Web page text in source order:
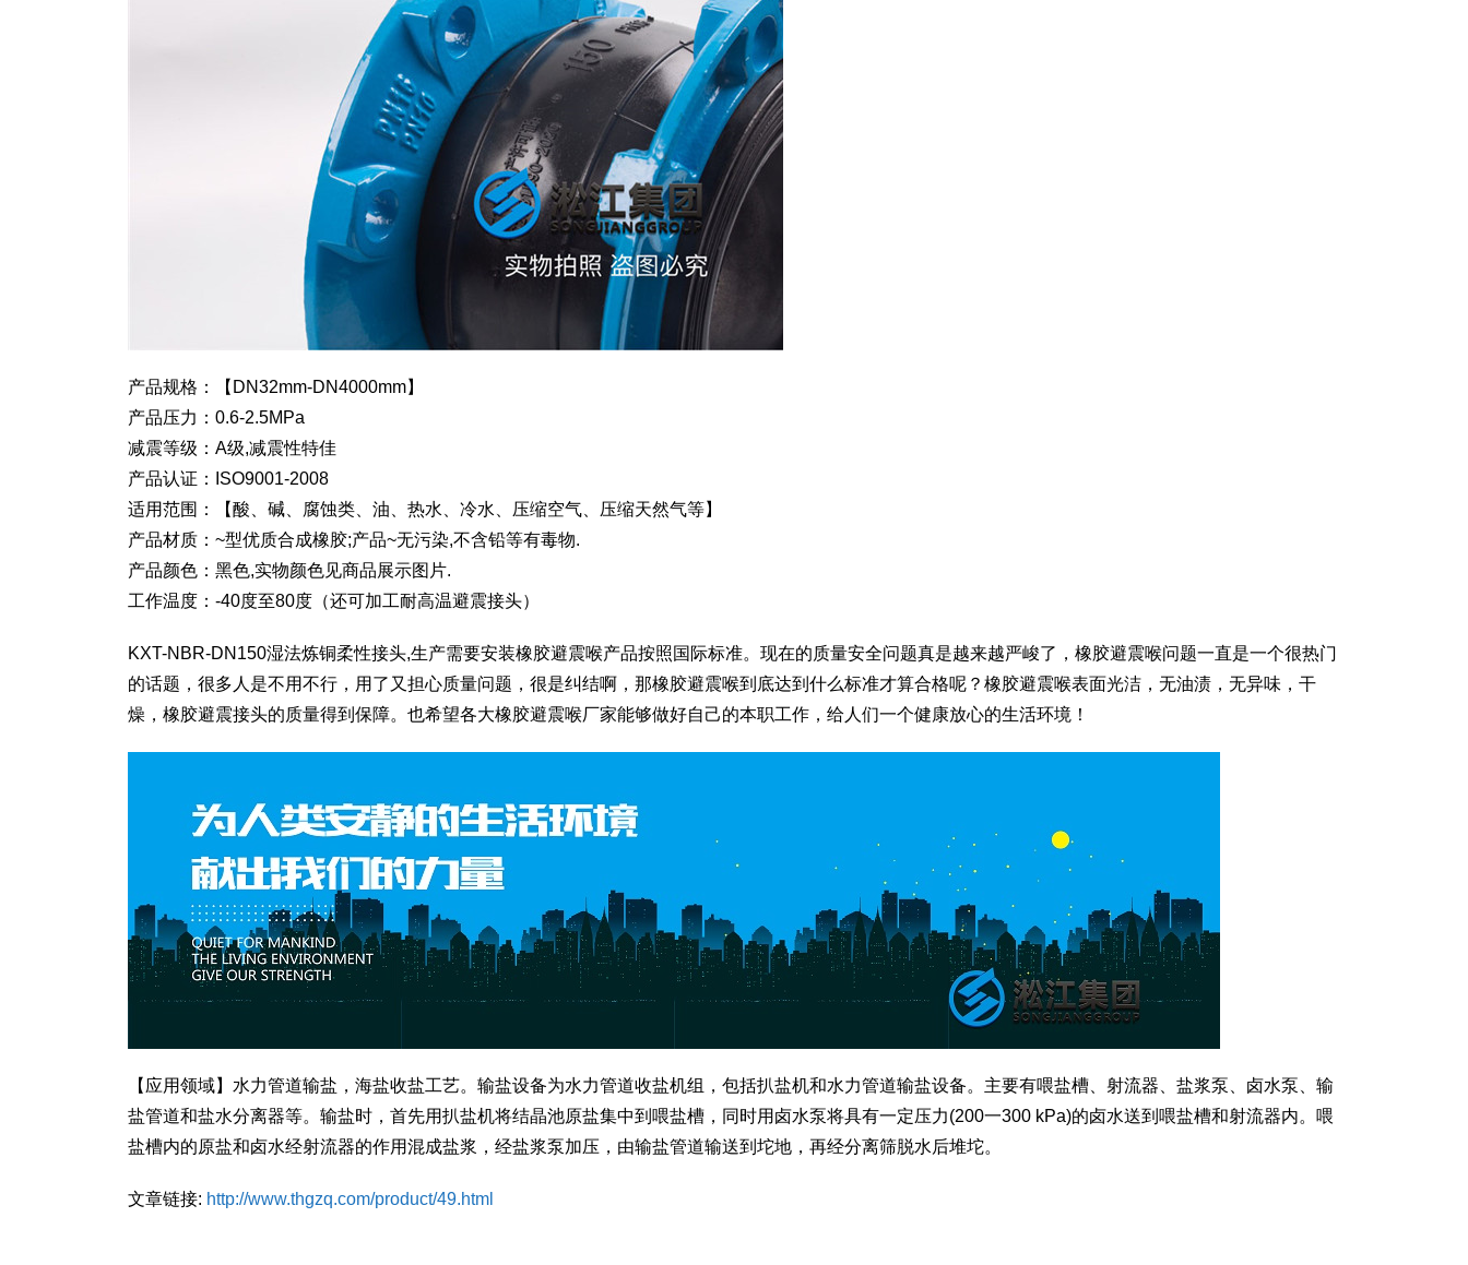
产品规格：【DN32mm-DN4000mm】
产品压力：0.6-2.5MPa
减震等级：A级,减震性特佳
产品认证：ISO9001-2008
适用范围：【酸、碱、腐蚀类、油、热水、冷水、压缩空气、压缩天然气等】
产品材质：~型优质合成橡胶;产品~无污染,不含铅等有毒物.
产品颜色：黑色,实物颜色见商品展示图片.
工作温度：-40度至80度（还可加工耐高温避震接头）
KXT-NBR-DN150湿法炼铜柔性接头,生产需要安装橡胶避震喉产品按照国际标准。现在的质量安全问题真是越来越严峻了，橡胶避震喉问题一直是一个很热门
的话题，很多人是不用不行，用了又担心质量问题，很是纠结啊，那橡胶避震喉到底达到什么标准才算合格呢？橡胶避震喉表面光洁，无油渍，无异味，干
燥，橡胶避震接头的质量得到保障。也希望各大橡胶避震喉厂家能够做好自己的本职工作，给人们一个健康放心的生活环境！
【应用领域】水力管道输盐，海盐收盐工艺。输盐设备为水力管道收盐机组，包括扒盐机和水力管道输盐设备。主要有喂盐槽、射流器、盐浆泵、卤水泵、输
盐管道和盐水分离器等。输盐时，首先用扒盐机将结晶池原盐集中到喂盐槽，同时用卤水泵将具有一定压力(200一300 kPa)的卤水送到喂盐槽和射流器内。喂
盐槽内的原盐和卤水经射流器的作用混成盐浆，经盐浆泵加压，由输盐管道输送到坨地，再经分离筛脱水后堆坨。
文章链接: http://www.thgzq.com/product/49.html